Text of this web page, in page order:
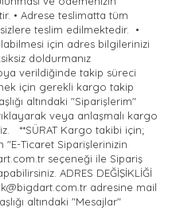
• Adrese teslimatta tüm
teslim edilmektedir. •
için adres bilgilerinizi
doldurmanız
verildiğinde takip süreci
için gerekli kargo takip
altındaki "Siparişlerim"
veya anlaşmalı kargo
**SÜRAT Kargo takibi için;
Ticaret Siparişlerinizin
seçeneği ile Sipariş
ADRES DEĞİŞİKLİĞİ
adresine mail
altındaki "Mesajlar"